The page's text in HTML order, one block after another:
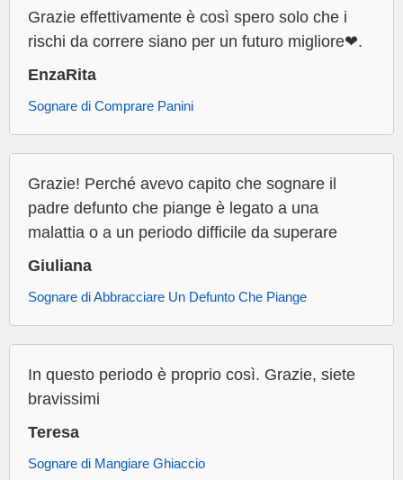
Grazie effettivamente è così spero solo che i
rischi da correre siano per un futuro migliore❤.
EnzaRita
Sognare di Comprare Panini
Grazie! Perché avevo capito che sognare il
padre defunto che piange è legato a una
malattia o a un periodo difficile da superare
Giuliana
Sognare di Abbracciare Un Defunto Che Piange
In questo periodo è proprio così. Grazie, siete
bravissimi
Teresa
Sognare di Mangiare Ghiaccio